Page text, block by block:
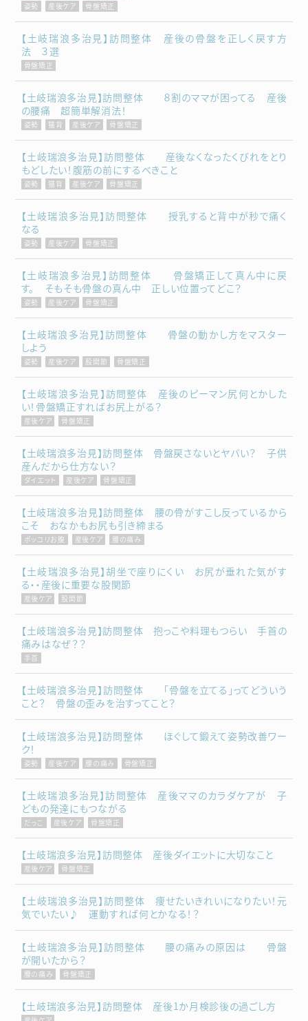
姿勢 産後ケア 骨盤矯正
【土岐瑞浪多治見】訪問整体 産後の骨盤を正しく戻す方
法 ３選
骨盤矯正
【土岐瑞浪多治見】訪問整体 ８割のママが困ってる 産後
の腰痛 超簡単解消法！
姿勢 猫背 産後ケア 骨盤矯正
【土岐瑞浪多治見】訪問整体 産後なくなったくびれをとり
もどしたい！腹筋の前にするべきこと
姿勢 猫背 産後ケア 骨盤矯正
【土岐瑞浪多治見】訪問整体 授乳すると背中が秒で痛く
なる
姿勢 産後ケア 骨盤矯正
【土岐瑞浪多治見】訪問整体 骨盤矯正して真ん中に戻
す。 そもそも骨盤の真ん中 正しい位置ってどこ？
姿勢 産後ケア 骨盤矯正
【土岐瑞浪多治見】訪問整体 骨盤の動かし方をマスター
しよう
姿勢 産後ケア 股関節 骨盤矯正
【土岐瑞浪多治見】訪問整体 産後のピーマン尻何とかした
い！骨盤矯正すればお尻上がる？
産後ケア 骨盤矯正
【土岐瑞浪多治見】訪問整体 骨盤戻さないとヤバい？ 子供
産んだから仕方ない？
ダイエット 産後ケア 骨盤矯正
【土岐瑞浪多治見】訪問整体 腰の骨がすこし反っているから
こそ おなかもお尻も引き締まる
ポッコリお腹 産後ケア 腰の痛み
【土岐瑞浪多治見】胡坐で座りにくい お尻が垂れた気がす
る・・産後に重要な股関節
産後ケア 股関節
【土岐瑞浪多治見】訪問整体 抱っこや料理もつらい 手首の
痛みはなぜ？？
手首
【土岐瑞浪多治見】訪問整体 「骨盤を立てる」ってどういう
こと？ 骨盤の歪みを治すってこと？
【土岐瑞浪多治見】訪問整体 ほぐして鍛えて姿勢改善ワー
ク！
姿勢 産後ケア 腰の痛み 骨盤矯正
【土岐瑞浪多治見】訪問整体 産後ママのカラダケアが 子
どもの発達にもつながる
だっこ 産後ケア 骨盤矯正
【土岐瑞浪多治見】訪問整体 産後ダイエットに大切なこと
産後ケア 骨盤矯正
【土岐瑞浪多治見】訪問整体 痩せたいきれいになりたい！元
気でいたい♪ 運動すれば何とかなる！？
【土岐瑞浪多治見】訪問整体 腰の痛みの原因は 骨盤
が開いたから？
腰の痛み 骨盤矯正
【土岐瑞浪多治見】訪問整体 産後1か月検診後の過ごし方